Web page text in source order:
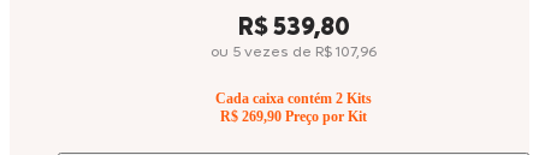
Price:
R$ 539,80
ou 5vezes de R$ 107,96
Cada caixa contém 2 Kits
R$ 269,90 Preço por Kit